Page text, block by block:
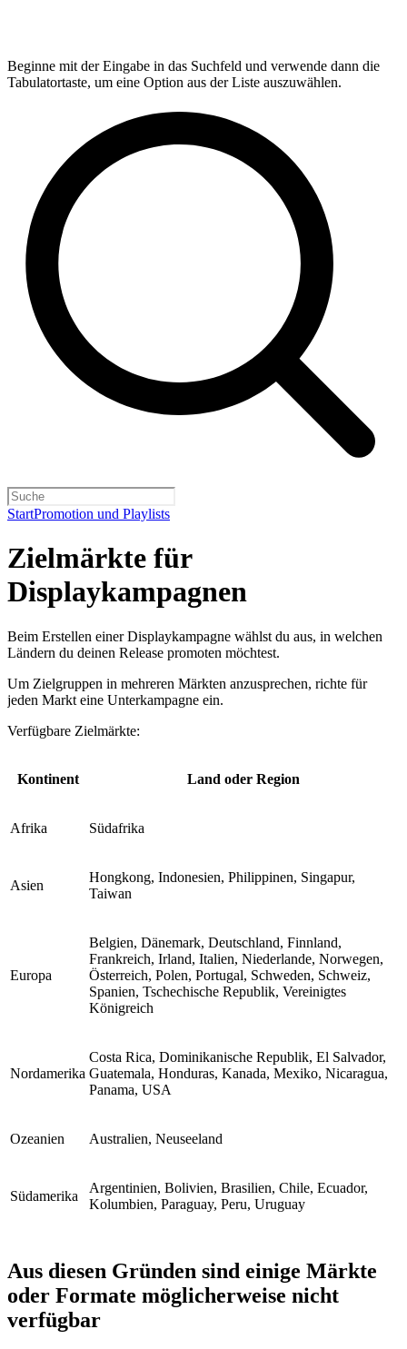
Beginne mit der Eingabe in das Suchfeld und verwende dann die
Tabulatortaste, um eine Option aus der Liste auszuwählen.
StartPromotion und Playlists
Zielmärkte für
Displaykampagnen
Beim Erstellen einer Displaykampagne wählst du aus, in welchen
Ländern du deinen Release promoten möchtest.
Um Zielgruppen in mehreren Märkten anzusprechen, richte für
jeden Markt eine Unterkampagne ein.
Verfügbare Zielmärkte:
Kontinent Land oder Region
Afrika Südafrika
Asien
Hongkong, Indonesien, Philippinen, Singapur,
Taiwan
Europa
Belgien, Dänemark, Deutschland, Finnland,
Frankreich, Irland, Italien, Niederlande, Norwegen,
Österreich, Polen, Portugal, Schweden, Schweiz,
Spanien, Tschechische Republik, Vereinigtes
Königreich
Nordamerika
Costa Rica, Dominikanische Republik, El Salvador,
Guatemala, Honduras, Kanada, Mexiko, Nicaragua,
Panama, USA
Ozeanien Australien, Neuseeland
Südamerika
Argentinien, Bolivien, Brasilien, Chile, Ecuador,
Kolumbien, Paraguay, Peru, Uruguay
Aus diesen Gründen sind einige Märkte
oder Formate möglicherweise nicht
verfügbar